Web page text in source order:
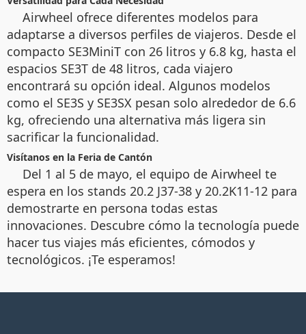
Airwheel ofrece diferentes modelos para
adaptarse a diversos perfiles de viajeros. Desde el
compacto SE3MiniT con 26 litros y 6.8 kg, hasta el
espacios SE3T de 48 litros, cada viajero
encontrará su opción ideal. Algunos modelos
como el SE3S y SE3SX pesan solo alrededor de 6.6
kg, ofreciendo una alternativa más ligera sin
sacrificar la funcionalidad.
Visítanos en la Feria de Cantón
Del 1 al 5 de mayo, el equipo de Airwheel te
espera en los stands 20.2 J37-38 y 20.2K11-12 para
demostrarte en persona todas estas
innovaciones. Descubre cómo la tecnología puede
hacer tus viajes más eficientes, cómodos y
tecnológicos. ¡Te esperamos!